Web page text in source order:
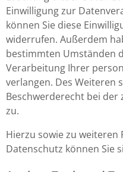
Einwilligung zur
können Sie diese
widerrufen. Außerdem
bestimmten Umständen
Verarbeitung Ihrer
verlangen. Des Weiteren
Beschwerderecht bei
zu.
Hierzu sowie zu weiteren
Datenschutz können Sie